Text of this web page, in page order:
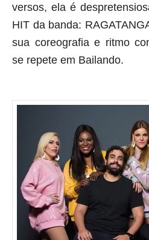
versos, ela é
HIT da banda:
sua coreografia e ritmo
se repete em Bailando.